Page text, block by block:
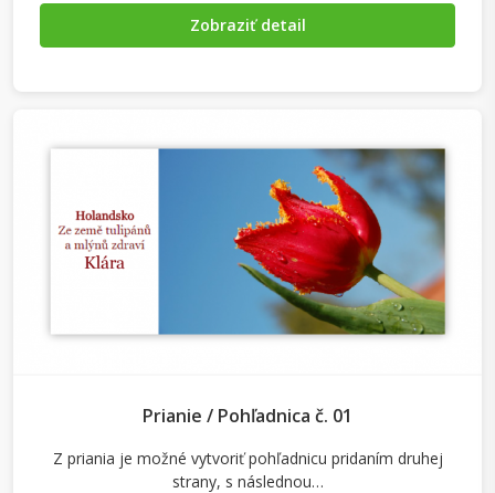
Zobraziť detail
Prianie / Pohľadnica č. 01
Z priania je možné vytvoriť pohľadnicu pridaním druhej
strany, s následnou…